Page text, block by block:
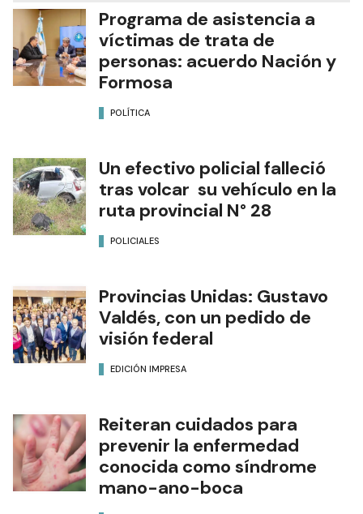
Programa de asistencia a
víctimas de trata de
personas: acuerdo Nación y
Formosa
POLÍTICA
Un efectivo policial falleció
tras volcar su vehículo en la
ruta provincial N° 28
POLICIALES
Provincias Unidas: Gustavo
Valdés, con un pedido de
visión federal
EDICIÓN IMPRESA
Reiteran cuidados para
prevenir la enfermedad
conocida como síndrome
mano-ano-boca